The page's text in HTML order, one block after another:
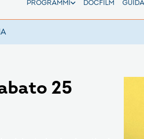
PROGRAMMI DOCFILM
25